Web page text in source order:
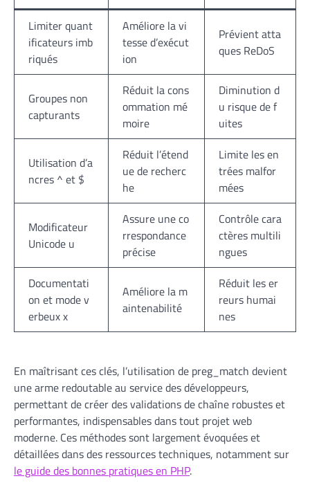
Limiter quant
ificateurs imb
riqués
Améliore la vi
tesse d’exécut
ion
Prévient atta
ques ReDoS
Groupes non
capturants
Réduit la cons
ommation mé
moire
Diminution d
u risque de f
uites
Utilisation d’a
ncres ^ et $
Réduit l’étend
ue de recherc
he
Limite les en
trées malfor
mées
Modificateur
Unicode u
Assure une co
rrespondance
précise
Contrôle cara
ctères multili
ngues
Documentati
on et mode v
erbeux x
Améliore la m
aintenabilité
Réduit les er
reurs humai
nes
En maîtrisant ces clés, l’utilisation de preg_match devient
une arme redoutable au service des développeurs,
permettant de créer des validations de chaîne robustes et
performantes, indispensables dans tout projet web
moderne. Ces méthodes sont largement évoquées et
détaillées dans des ressources techniques, notamment sur
le guide des bonnes pratiques en PHP.